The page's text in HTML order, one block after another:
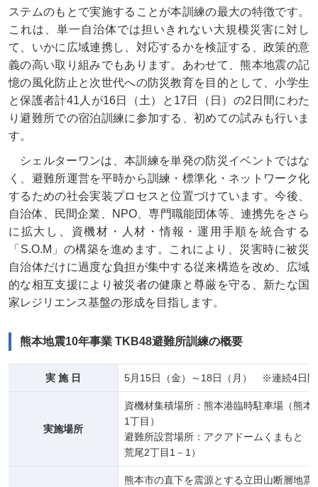
ステムのもとで実施することが本訓練の最大の特徴です。
これは、単一自治体では担いきれない大規模災害に対し
て、いかに広域連携し、対応するかを検証する、政策的意
義の高い取り組みでもあります。あわせて、熊本地震の記
憶の風化防止と次世代への防災教育を目的として、小学生
と保護者計41人が16日（土）と17日（日）の2日間にわた
り避難所での宿泊訓練に参加する、初めての試みも行いま
す。
シェルターワンは、本訓練を単発の防災イベントではな
く、避難所運営を平時から訓練・標準化・ネットワーク化
するための社会実装プロセスと位置づけています。今後、
自治体、民間企業、NPO、専門職能団体等、連携先をさら
に拡大し、資機材・人材・情報・運用手順を統合する
「S.O.M」の構築を進めます。これにより、災害時に被災
自治体だけに過度な負担が集中する従来構造を改め、広域
的な相互支援により被災者の健康と尊厳を守る、新たな国
家レジリエンス基盤の形成を目指します。
熊本地震10年事業 TKB48避難所訓練の概要
実 施 日 5月15日（金）～18日（月） ※連続4日間
実施場所
資機材集積場所：熊本港臨時駐車場（熊本
1丁目）
避難所設営場所：アクアドームくまもと（
荒尾2丁目1－1）
熊本市の直下を震源とする立田山断層地震